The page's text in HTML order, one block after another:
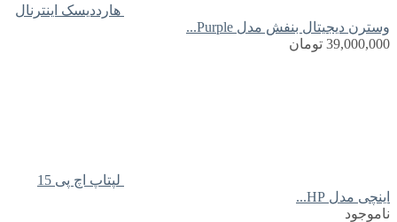
هارددیسک اینترنال
وسترن دیجیتال بنفش مدل Purple...
39,000,000 تومان
لپتاپ اچ پی 15
اینچی مدل HP...
ناموجود